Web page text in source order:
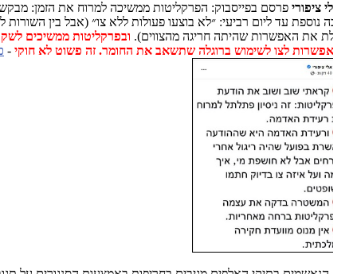
ציפוריפרסם בפייסבוק: הפרקליטות ממשיכה למרוח את הזמן: מבקשת
נוספת עד ליום רביעי: ״לא בוצעו פעולות ללא צו״ (אבל בין השורות לא
את האפשרות שהיתה חריגה מהצווים).ובפרקליטות ממשיכים לשקר:
אפשרות לצו לשימוש ברוגלה שתשאב את החומר. זה פשוט לא חוקי -כאן.